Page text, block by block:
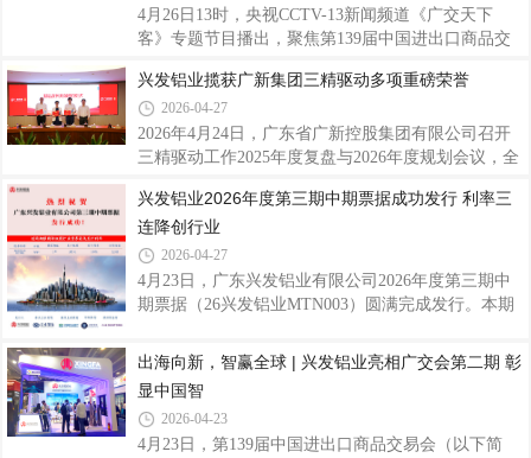
界的全球化布局，不断擦亮民族品牌底色，用扎实实
绩诠释新时代广东制造的坚守与担当。（兴发铝业总
信”质量为基，坚守严苛管控标准。从未来世界第一
高楼沙特吉达塔、目前世界最高楼迪拜哈利法
4月26日13时，央视CCTV-13新闻频道《广交天下
客》专题节目播出，聚焦第139届中国进出口商品交
央视镜头，依托工程积淀与创新研发成果，集中展示
企业国际化发展成果，全面展现国产铝型材企业的综
合竞争力。本届广交会汇聚全球客商，是对外展示中
国制造、深化国际经贸合作的重要窗口。兴发铝业积
发铝业展位悬挂展示迪拜哈利法塔、上海东方明珠塔
等地标建筑的海报，清晰展示了企业参与建造的一系
列成功案例，呈现出企业在高端建筑铝型材领域的
兴发铝业揽获广新集团三精驱动多项重磅荣誉
2026-04-27
2026年4月24日，广东省广新控股集团有限公司召开
三精驱动工作2025年度复盘与2026年度规划会议，全
对2025年度精益先进集体与个人进行表彰。 会上，兴
发铝业凭借扎实的全链条精益运营成效，获评广新集
团2025年度“最佳精益实践单位”；公司精益骨干陈
薪、陈斌分别荣获“精益明星”、“精益协同标兵”称
号，并现场接受精益黑带荣誉绶带。兴发铝业包揽集
位”精益黑带绶带陈斌获“精益协同标兵”称
兴发铝业2026年度第三期中期票据成功发行 利率三
连降创行业
2026-04-27
4月23日，广东兴发铝业有限公司2026年度第三期中
期票据（26兴发铝业MTN003）圆满完成发行。本期
全场认购倍数达2.3倍，一举创下同期限、同评级、同
行业债券发行利率新低，彰显资本市场对企业发展前
景与信用资质的高度认可。作为国内铝型材行业龙头
企业，兴发铝业在中期票据发行领域持续展现强劲的
市场竞争力。继前两期中期票据顺利发行后，公司凭
出海向新，智赢全球 | 兴发铝业亮相广交会第二期 彰
显中国智
2026-04-23
4月23日，第139届中国进出口商品交易会（以下简